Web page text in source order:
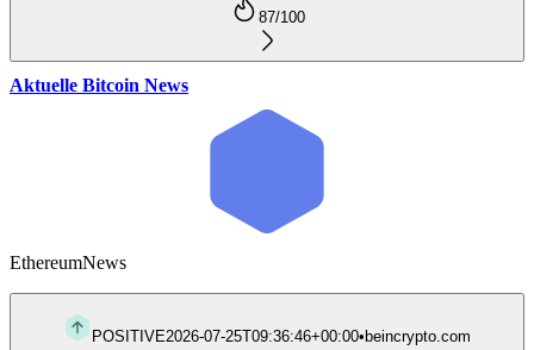
87/100
Aktuelle Bitcoin News
EthereumNews
POSITIVE2026-07-25T09:36:46+00:00• beincrypto.com